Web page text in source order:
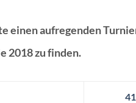
einen aufregenden
2018 zu finden.